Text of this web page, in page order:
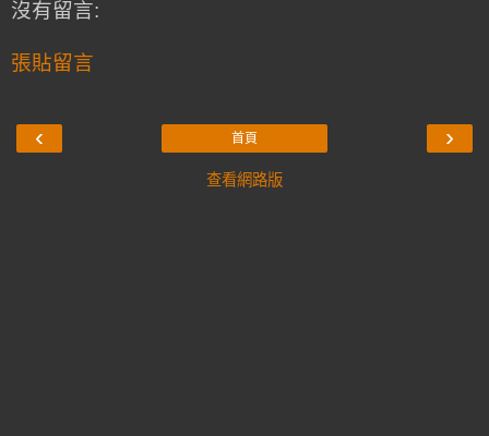
沒有留言:
張貼留言
‹ ›
首頁
查看網路版